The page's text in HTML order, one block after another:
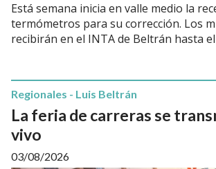
Está semana inicia en valle medio la
termómetros para su corrección. Los
recibirán en el INTA de Beltrán hasta el
La feria de carreras se
vivo
Regionales - Luis Beltrán
03/08/2026